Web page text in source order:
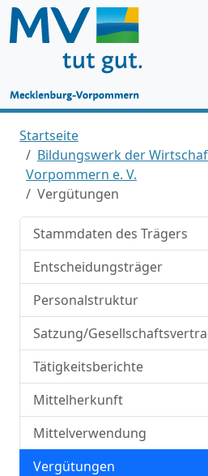
Startseite
Bildungswerk der
Vorpommern e. V.
Vergütungen
Stammdaten des Trägers
Entscheidungsträger
Personalstruktur
Satzung/
Tätigkeitsberichte
Mittelherkunft
Mittelverwendung
Vergütungen